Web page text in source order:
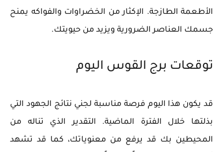
الأطعمة الطازجة. الإكثار من الخضراوات والفواكه يمنح
جسمك العناصر الضرورية ويزيد من حيويتك.
توقعات برج القوس اليوم
قد يكون هذا اليوم فرصة مناسبة لجني نتائج الجهود التي
بذلتها خلال الفترة الماضية. التقدير الذي تناله من
المحيطين بك قد يرفع من معنوياتك، كما قد تشهد